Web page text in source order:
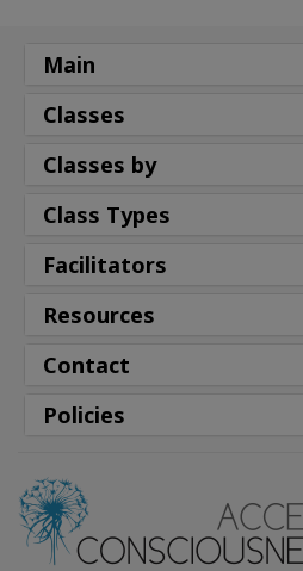
Main
Classes
Classes by
Class Types
Facilitators
Resources
Contact
Policies